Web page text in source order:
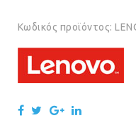
Κωδικός προϊόντος: